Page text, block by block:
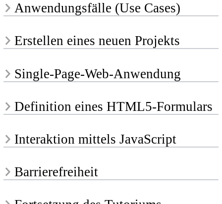
Anwendungsfälle (Use Cases)
Erstellen eines neuen Projekts
Single-Page-Web-Anwendung
Definition eines HTML5-Formulars
Interaktion mittels JavaScript
Barrierefreiheit